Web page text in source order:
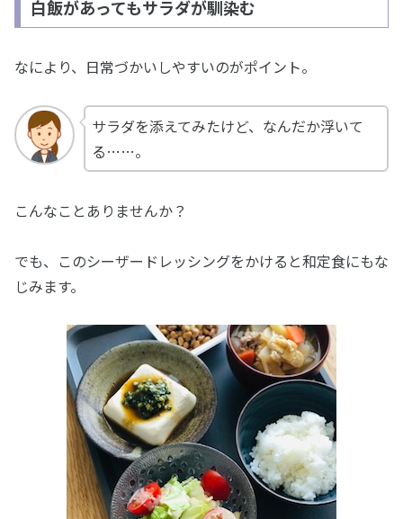
白飯があってもサラダが馴染む
なにより、日常づかいしやすいのがポイント。
サラダを添えてみたけど、なんだか浮いて
る……。
こんなことありませんか？
でも、このシーザードレッシングをかけると和定食にもな
じみます。